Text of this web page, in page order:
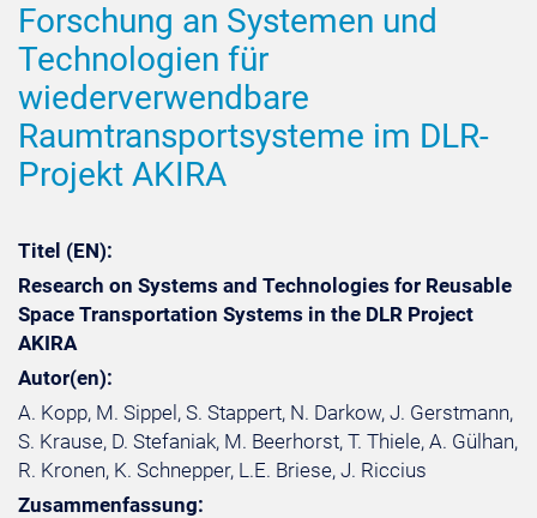
Forschung an Systemen und
Technologien für
wiederverwendbare
Raumtransportsysteme im DLR-
Projekt AKIRA
Titel (EN):
Research on Systems and Technologies for Reusable
Space Transportation Systems in the DLR Project
AKIRA
Autor(en):
A. Kopp, M. Sippel, S. Stappert, N. Darkow, J. Gerstmann,
S. Krause, D. Stefaniak, M. Beerhorst, T. Thiele, A. Gülhan,
R. Kronen, K. Schnepper, L.E. Briese, J. Riccius
Zusammenfassung: